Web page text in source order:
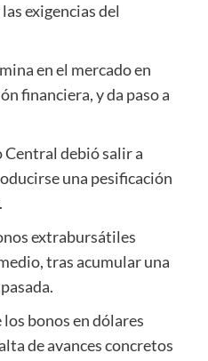
exigencias del
en el mercado en
financiera, y da paso a
Central debió salir a
una pesificación
extrabursátiles
tras acumular una
bonos en dólares
de avances concretos